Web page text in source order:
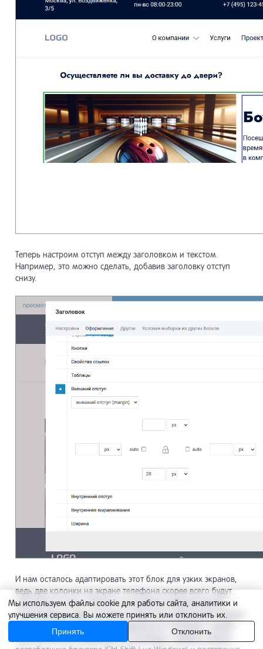
Теперь настроим отступ между заголовком и текстом.
Например, это можно сделать, добавив заголовку отступ
снизу.
И нам осталось адаптировать этот блок для узких экранов,
ведь две колонки на экране телефона скорее всего будут
смотреться плохо. Обычно это делается перестроением
компоновки из двух колонок в одну при разрешении экрана
или ширине блока ниже определенного значения. Самый
простой способ подобрать это значение - вызвать панель
Мы используем файлы cookie для работы сайта, аналитики и
улучшения сервиса. Вы можете принять или отклонить их.
Принять
Отклонить